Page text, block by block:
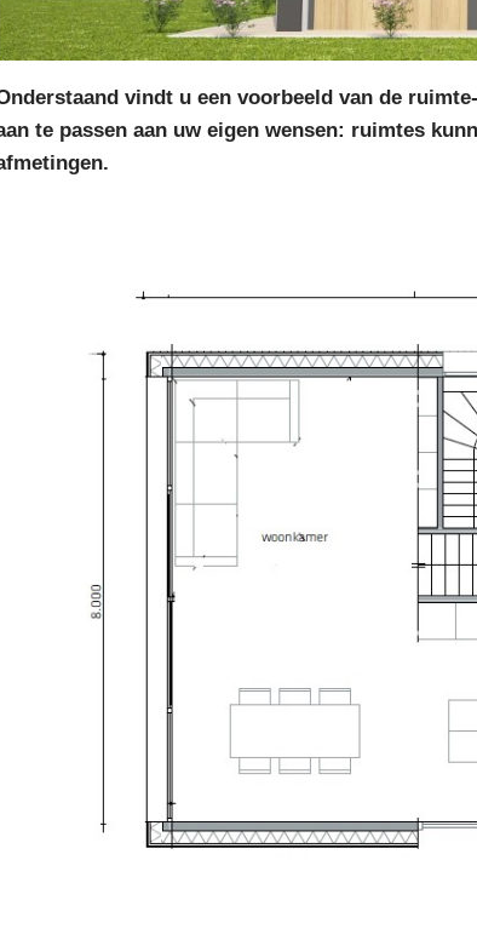
vindt u een voorbeeld van de
te passen aan uw eigen wensen: ruimtes